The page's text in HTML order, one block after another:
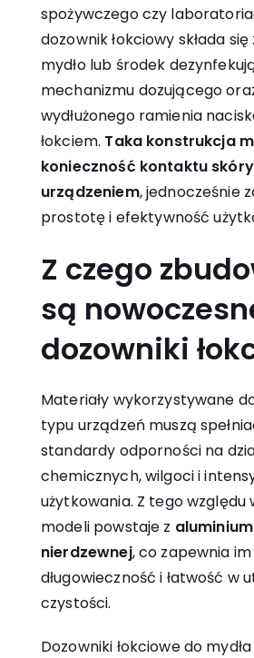
spożywczego czy
dozownik łokciowy składa
mydło lub środek
mechanizmu dozującego
wydłużonego ramienia
łokciem. Taka konstrukcja
konieczność kontaktu
urządzeniem, jednocześnie
prostotę i efektywność
Z czego
są
dozowniki
Materiały wykorzystywane
typu urządzeń muszą
standardy odporności na
chemicznych, wilgoci i
użytkowania. Z tego względu
modeli powstaje z
nierdzewnej, co zapewnia im
długowieczność i łatwość w
czystości.
Dozowniki łokciowe do mydła